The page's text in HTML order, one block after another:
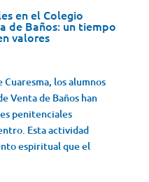
en el Colegio
de Baños: un tiempo
valores
los alumnos
Venta de Baños han
penitenciales
Esta actividad
espiritual que el